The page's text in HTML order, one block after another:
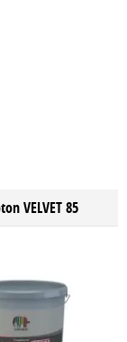
VELVET 85